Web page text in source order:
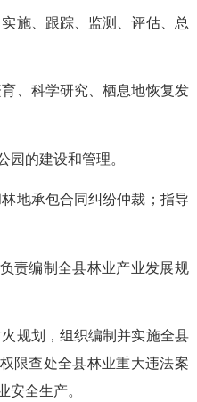
施、跟踪、监测、评估、总
、科学研究、栖息地恢复发
园的建设和管理。
地承包合同纠纷仲裁；指导
责编制全县林业产业发展规
规划，组织编制并实施全县
限查处全县林业重大违法案
安全生产。